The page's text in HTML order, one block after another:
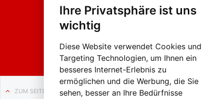
Ihre Privatsphäre ist uns
wichtig
Diese Website verwendet Cookies und
Targeting Technologien, um Ihnen ein
besseres Internet-Erlebnis zu
ermöglichen und die Werbung, die Sie
sehen, besser an Ihre Bedürfnisse
sumzug
Liezen
ZUM SEITENANFANG